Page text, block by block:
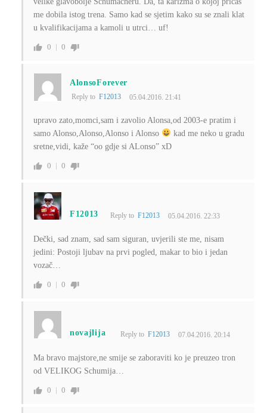
me dobila istog trena. Samo kad se sjetim kako su se znali klat
u kvalifikacijama a kamoli u utrci… uf!
0 0
AlonsoForever
Reply to F12013 05.04.2016. 21:41
upravo zato,momci,sam i zavolio Alonsa,od 2003-e pratim i
samo Alonso,Alonso,Alonso i Alonso
kad me neko u gradu
sretne,vidi, kaže “oo gdje si ALonso” xD
0 0
F12013 Reply toF12013 05.04.2016. 22:33
Dečki, sad znam, sad sam siguran, uvjerili ste me, nisam
jedini: Postoji ljubav na prvi pogled, makar to bio i jedan
vozač…
0 0
novajlija Reply toF12013 07.04.2016. 20:14
Ma bravo majstore,ne smije se zaboraviti ko je preuzeo tron
od VELIKOG Schumija…
0 0